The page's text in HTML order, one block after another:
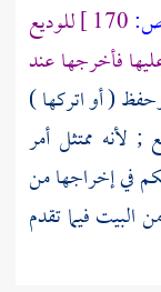
للوديع
فأخرجها عند
( أو اتركها )
ممتثل أمر
في إخراجها من
البيت فيما تقدم